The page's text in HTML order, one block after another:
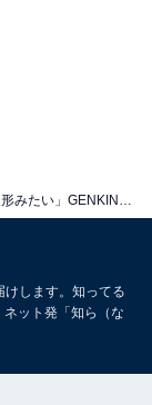
します。知ってる
ット発「知ら（な